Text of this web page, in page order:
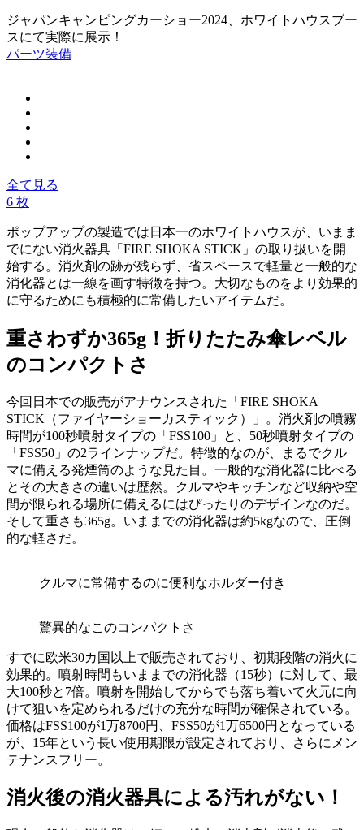
ジャパンキャンピングカーショー2024、ホワイトハウスブー
スにて実際に展示！
パーツ装備
全て見る
6 枚
ポップアップの製造では日本一のホワイトハウスが、いまま
でにない消火器具「FIRE SHOKA STICK」の取り扱いを開
始する。消火剤の跡が残らず、省スペースで軽量と一般的な
消化器とは一線を画す特徴を持つ。大切なものをより効果的
に守るためにも積極的に常備したいアイテムだ。
重さわずか365g！折りたたみ傘レベル
のコンパクトさ
今回日本での販売がアナウンスされた「FIRE SHOKA
STICK（ファイヤーショーカスティック）」。消火剤の噴霧
時間が100秒噴射タイプの「FSS100」と、50秒噴射タイプの
「FSS50」の2ラインナップだ。特徴的なのが、まるでクル
マに備える発煙筒のような見た目。一般的な消化器に比べる
とその大きさの違いは歴然。クルマやキッチンなど収納や空
間が限られる場所に備えるにはぴったりのデザインなのだ。
そして重さも365g。いままでの消化器は約5kgなので、圧倒
的な軽さだ。
クルマに常備するのに便利なホルダー付き
驚異的なこのコンパクトさ
すでに欧米30カ国以上で販売されており、初期段階の消火に
効果的。噴射時間もいままでの消化器（15秒）に対して、最
大100秒と7倍。噴射を開始してからでも落ち着いて火元に向
けて狙いを定められるだけの充分な時間が確保されている。
価格はFSS100が1万8700円、FSS50が1万6500円となっている
が、15年という長い使用期限が設定されており、さらにメン
テナンスフリー。
消火後の消火器具による汚れがない！